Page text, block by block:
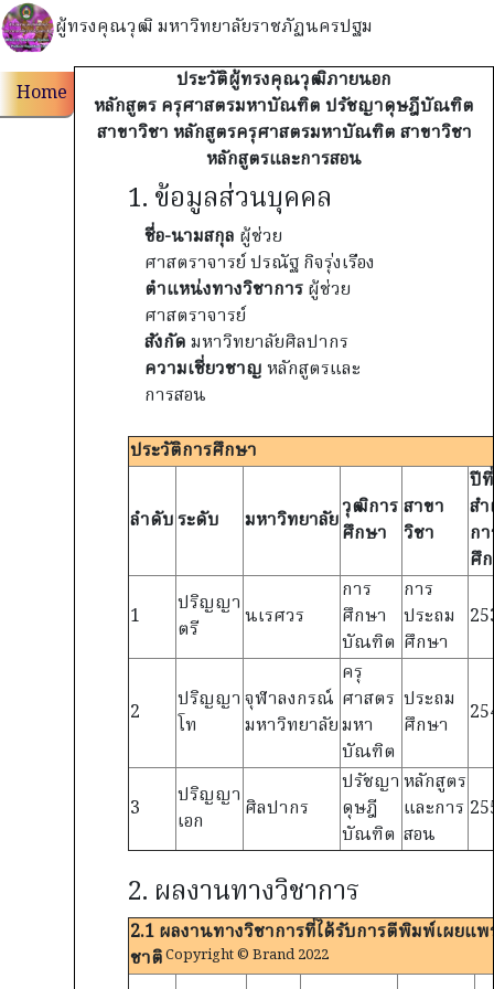
ผู้ทรงคุณวุฒิ มหาวิทยาลัยราชภัฏนครปฐม
Home
ประวัติผู้ทรงคุณวุฒิภายนอก
หลักสูตร ครุศาสตรมหาบัณฑิต ปรัชญาดุษฎีบัณฑิต
สาขาวิชา หลักสูตรครุศาสตรมหาบัณฑิต สาขาวิชา
หลักสูตรและการสอน
1. ข้อมูลส่วนบุคคล
ชื่อ-นามสกุล ผู้ช่วย
ศาสตราจารย์ ปรณัฐ กิจรุ่งเรือง
ตำแหน่งทางวิชาการผู้ช่วย
ศาสตราจารย์
สังกัดมหาวิทยาลัยศิลปากร
ความเชี่ยวชาญหลักสูตรและ
การสอน
ประวัติการศึกษา
ลำดับระดับ มหาวิทยาลัยวุฒิการ
ศึกษา
สาขา
วิชา
ปีที่
สำ
ก
ศึ
1
ปริญญา
ตรี
นเรศวร
การ
ศึกษา
บัณฑิต
การ
ประถม
ศึกษา
2
ปริญญา
โท
จุฬาลงกรณ์
มหาวิทยาลัย
ครุ
ศาสตร
มหา
บัณฑิต
ประถม
ศึกษา
3
ปริญญา
เอก
ศิลปากร
ปรัชญา
ดุษฎี
บัณฑิต
หลักสูตร
และการ
สอน
2. ผลงานทางวิชาการ
2.1 ผลงานทางวิชาการที่ได้รับการตีพิมพ์เผยแพ
ชาติCopyright © Brand 2022